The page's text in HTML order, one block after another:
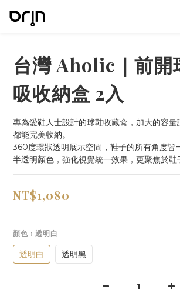
台灣 Aholic｜前開
吸收納盒 2入
專為愛鞋人士設計的球鞋收藏盒，加大的容量
都能完美收納。
360度環狀透明展示空間，鞋子的所有角度皆
半透明顏色，強化視覺統一效果，更聚焦於鞋
NT$1,080
顏色 : 透明白
透明白 透明黑